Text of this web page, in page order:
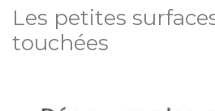
Les petites
touchées